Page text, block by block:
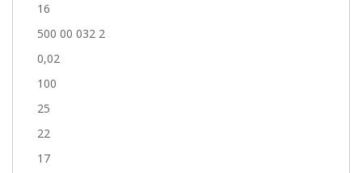
16
500 00 032 2
0,02
100
25
22
17